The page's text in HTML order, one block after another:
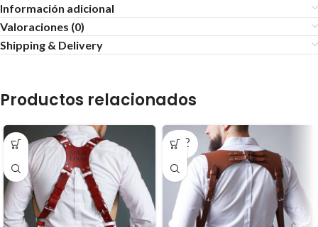
Información adicional
Valoraciones (0)
Shipping & Delivery
Productos relacionados
SOLD
OUT